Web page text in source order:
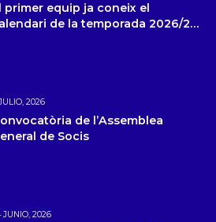
primer equip ja coneix el
de la temporada 2026/27
2026
de l’Assemblea
de Socis
JUNIO, 2026